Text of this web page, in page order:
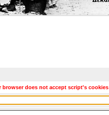
browser does not accept script's cookies